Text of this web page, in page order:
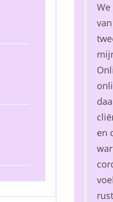
en